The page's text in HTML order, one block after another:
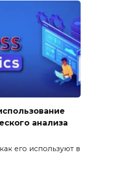
анализа
его используют в